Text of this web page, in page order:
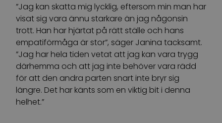
”Jag kan skatta mig lycklig, eftersom min man har
visat sig vara ännu starkare än jag någonsin
trott. Han har hjärtat på rätt ställe och hans
empatiförmåga är stor”, säger Janina tacksamt.
”Jag har hela tiden vetat att jag kan vara trygg
därhemma och att jag inte behöver vara rädd
för att den andra parten snart inte bryr sig
längre. Det har känts som en viktig bit i denna
helhet.”